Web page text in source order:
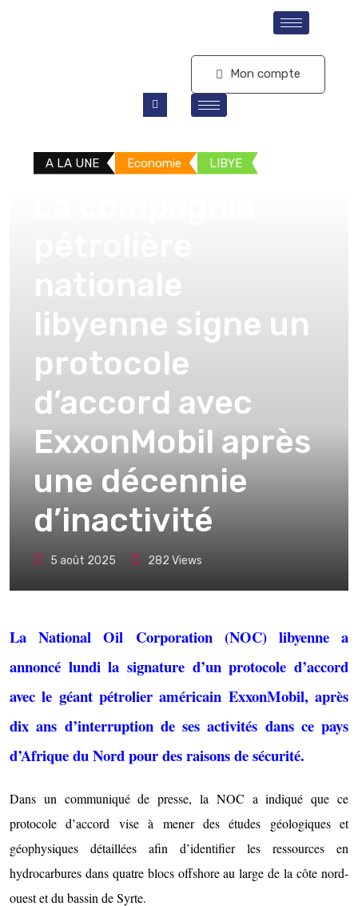
Mon compte
A LA UNE Economie LIBYE
libyenne signe un
protocole
d’accord avec
ExxonMobil après
une décennie
d’inactivité
5 août 2025 282 Views
La National Oil Corporation (NOC) libyenne a
annoncé lundi la signature d’un protocole d’accord
avec le géant pétrolier américain ExxonMobil, après
dix ans d’interruption de ses activités dans ce pays
d’Afrique du Nord pour des raisons de sécurité.
Dans un communiqué de presse, la NOC a indiqué que ce
protocole d’accord vise à mener des études géologiques et
géophysiques détaillées afin d’identifier les ressources en
hydrocarbures dans quatre blocs offshore au large de la côte nord-
ouest et du bassin de Syrte.